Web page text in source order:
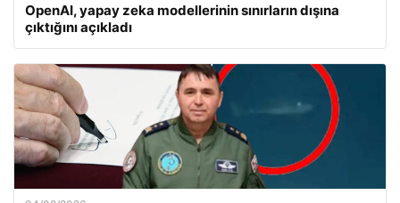
OpenAI, yapay zeka modellerinin sınırların dışına
çıktığını açıkladı